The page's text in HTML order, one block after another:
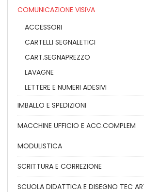
COMUNICAZIONE VISIVA
ACCESSORI
CARTELLI SEGNALETICI
CART.SEGNAPREZZO
LAVAGNE
LETTERE E NUMERI ADESIVI
IMBALLO E SPEDIZIONI
MACCHINE UFFICIO E ACC.COMPLEM
MODULISTICA
SCRITTURA E CORREZIONE
SCUOLA DIDATTICA E DISEGNO TEC